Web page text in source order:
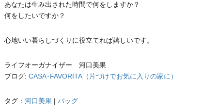
あなたは生み出された時間で何をしますか？
何をしたいですか？
心地いい暮らしづくりに役立てれば嬉しいです。
ライフオーガナイザー 河口美果
ブログ: CASA･FAVORITA（片づけでお気に入りの家に）
タグ： 河口美果| バッグ